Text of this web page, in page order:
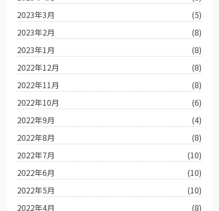
2023年3月
(5)
2023年2月
(8)
2023年1月
(8)
2022年12月
(8)
2022年11月
(8)
2022年10月
(6)
2022年9月
(4)
2022年8月
(8)
2022年7月
(10)
2022年6月
(10)
2022年5月
(10)
2022年4月
(8)